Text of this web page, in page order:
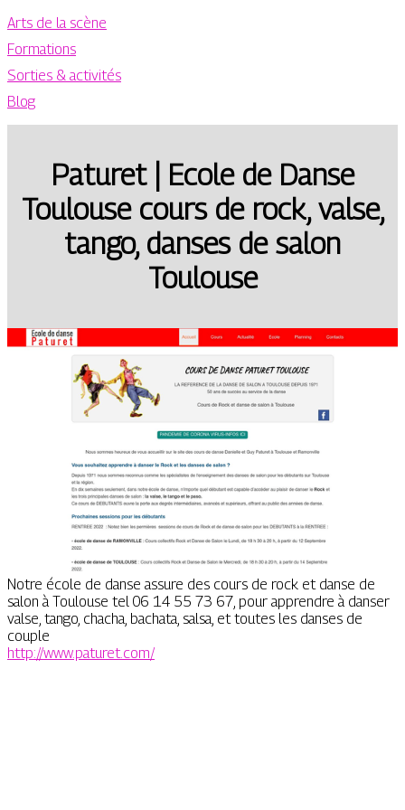
Arts de la scène
Formations
Sorties & activités
Blog
Paturet | Ecole de Danse
Toulouse cours de rock, valse,
tango, danses de salon
Toulouse
Notre école de danse assure des cours de rock et danse de
salon à Toulouse tel 06 14 55 73 67, pour apprendre à danser
valse, tango, chacha, bachata, salsa, et toutes les danses de
couple
http://www.paturet.com/